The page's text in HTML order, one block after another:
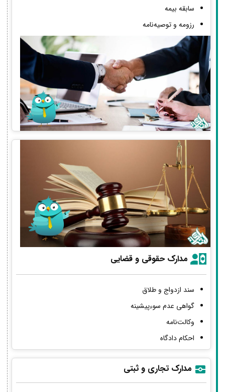
سابقه بیمه
رزومه و توصیه‌نامه
مدارک حقوقی و قضایی
سند ازدواج و طلاق
گواهی عدم سوءپیشینه
وکالت‌نامه
احکام دادگاه
مدارک تجاری و ثبتی